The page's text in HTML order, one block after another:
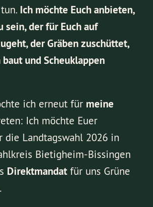
Ich möchte Euch anbieten,
sein, der für Euch auf
der Gräben zuschüttet,
und Scheuklappen
ich erneut für meine
Ich möchte Euer
die Landtagswahl 2026 in
Bietigheim-Bissingen
Direktmandat für uns Grüne